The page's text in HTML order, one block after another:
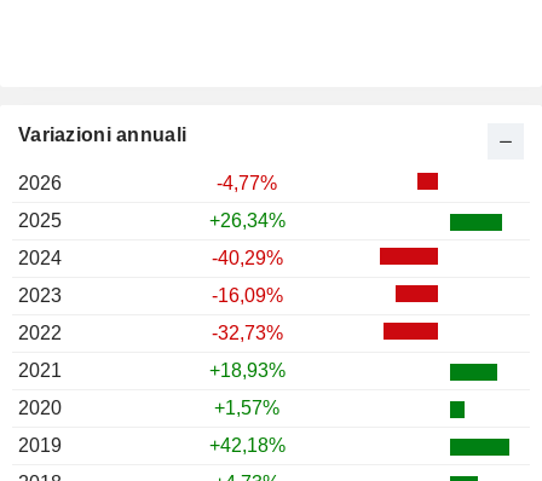
Variazioni annuali
2026
-4,77%
2025
+26,34%
2024
-40,29%
2023
-16,09%
2022
-32,73%
2021
+18,93%
2020
+1,57%
2019
+42,18%